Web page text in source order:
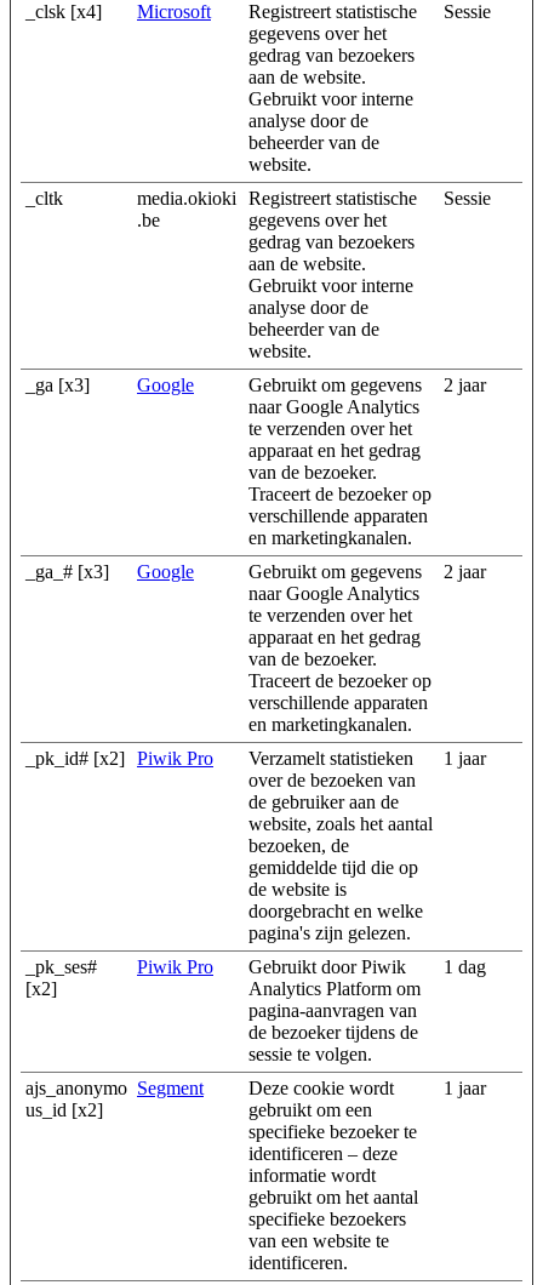
_clsk [x4] Microsoft
Registreert statistische
gegevens over het
gedrag van bezoekers
aan de website.
Gebruikt voor interne
analyse door de
beheerder van de
website.
Sessie
_cltk
media.okioki
.be
Registreert statistische
gegevens over het
gedrag van bezoekers
aan de website.
Gebruikt voor interne
analyse door de
beheerder van de
website.
Sessie
_ga [x3] Google
Gebruikt om gegevens
naar Google Analytics
te verzenden over het
apparaat en het gedrag
van de bezoeker.
Traceert de bezoeker op
verschillende apparaten
en marketingkanalen.
2 jaar
_ga_# [x3] Google
Gebruikt om gegevens
naar Google Analytics
te verzenden over het
apparaat en het gedrag
van de bezoeker.
Traceert de bezoeker op
verschillende apparaten
en marketingkanalen.
2 jaar
_pk_id# [x2] Piwik Pro
Verzamelt statistieken
over de bezoeken van
de gebruiker aan de
website, zoals het aantal
bezoeken, de
gemiddelde tijd die op
de website is
doorgebracht en welke
pagina's zijn gelezen.
1 jaar
_pk_ses#
[x2]
Piwik Pro
Gebruikt door Piwik
Analytics Platform om
pagina-aanvragen van
de bezoeker tijdens de
sessie te volgen.
1 dag
ajs_anonymo
us_id [x2]
Segment
Deze cookie wordt
gebruikt om een
specifieke bezoeker te
identificeren – deze
informatie wordt
gebruikt om het aantal
specifieke bezoekers
van een website te
identificeren.
1 jaar